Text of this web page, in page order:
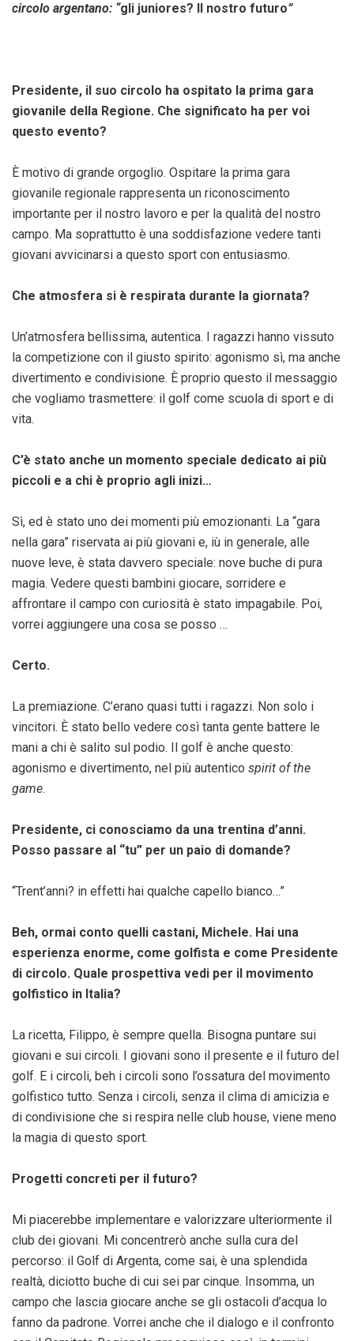
circolo argentano: “gli juniores? Il nostro futuro”
Presidente, il suo circolo ha ospitato la prima gara
giovanile della Regione. Che significato ha per voi
questo evento?
È motivo di grande orgoglio. Ospitare la prima gara
giovanile regionale rappresenta un riconoscimento
importante per il nostro lavoro e per la qualità del nostro
campo. Ma soprattutto è una soddisfazione vedere tanti
giovani avvicinarsi a questo sport con entusiasmo.
Che atmosfera si è respirata durante la giornata?
Un’atmosfera bellissima, autentica. I ragazzi hanno vissuto
la competizione con il giusto spirito: agonismo sì, ma anche
divertimento e condivisione. È proprio questo il messaggio
che vogliamo trasmettere: il golf come scuola di sport e di
vita.
C’è stato anche un momento speciale dedicato ai più
piccoli e a chi è proprio agli inizi…
Sì, ed è stato uno dei momenti più emozionanti. La “gara
nella gara” riservata ai più giovani e, iù in generale, alle
nuove leve, è stata davvero speciale: nove buche di pura
magia. Vedere questi bambini giocare, sorridere e
affrontare il campo con curiosità è stato impagabile. Poi,
vorrei aggiungere una cosa se posso …
Certo.
La premiazione. C’erano quasi tutti i ragazzi. Non solo i
vincitori. È stato bello vedere così tanta gente battere le
mani a chi è salito sul podio. Il golf è anche questo:
agonismo e divertimento, nel più autentico spirit of the
game.
Presidente, ci conosciamo da una trentina d’anni.
Posso passare al “tu” per un paio di domande?
“Trent’anni? in effetti hai qualche capello bianco…”
Beh, ormai conto quelli castani, Michele. Hai una
esperienza enorme, come golfista e come Presidente
di circolo. Quale prospettiva vedi per il movimento
golfistico in Italia?
La ricetta, Filippo, è sempre quella. Bisogna puntare sui
giovani e sui circoli. I giovani sono il presente e il futuro del
golf. E i circoli, beh i circoli sono l’ossatura del movimento
golfistico tutto. Senza i circoli, senza il clima di amicizia e
di condivisione che si respira nelle club house, viene meno
la magia di questo sport.
Progetti concreti per il futuro?
Mi piacerebbe implementare e valorizzare ulteriormente il
club dei giovani. Mi concentrerò anche sulla cura del
percorso: il Golf di Argenta, come sai, è una splendida
realtà, diciotto buche di cui sei par cinque. Insomma, un
campo che lascia giocare anche se gli ostacoli d’acqua lo
fanno da padrone. Vorrei anche che il dialogo e il confronto